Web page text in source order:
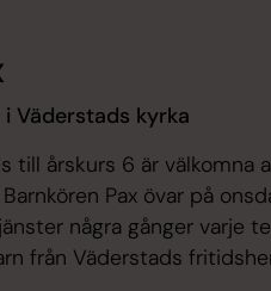
i Väderstads kyrka
till årskurs 6 är välkomna
Pax övar på
några gånger varje
från Väderstads